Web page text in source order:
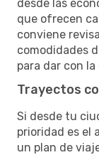
desde las
que ofrecen
conviene
comodidades
para dar con
Trayectos
Si desde tu
prioridad es el
un plan de